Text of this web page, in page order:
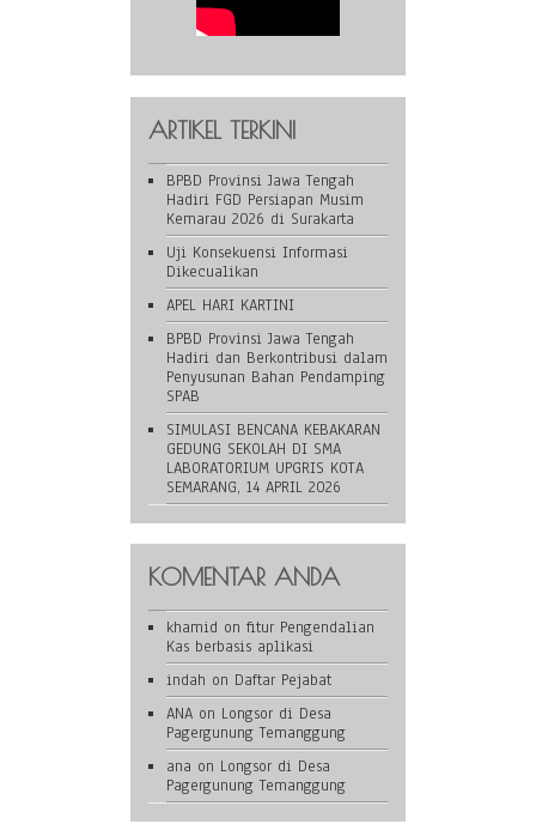
ARTIKEL TERKINI
BPBD Provinsi Jawa Tengah
Hadiri FGD Persiapan Musim
Kemarau 2026 di Surakarta
Uji Konsekuensi Informasi
Dikecualikan
APEL HARI KARTINI
BPBD Provinsi Jawa Tengah
Hadiri dan Berkontribusi dalam
Penyusunan Bahan Pendamping
SPAB
SIMULASI BENCANA KEBAKARAN
GEDUNG SEKOLAH DI SMA
LABORATORIUM UPGRIS KOTA
SEMARANG, 14 APRIL 2026
KOMENTAR ANDA
khamid on fitur Pengendalian
Kas berbasis aplikasi
indah on Daftar Pejabat
ANA on Longsor di Desa
Pagergunung Temanggung
ana on Longsor di Desa
Pagergunung Temanggung